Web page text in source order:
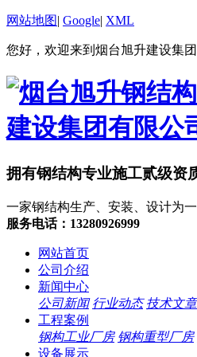
网站地图| Google| XML
您好，欢迎来到烟台旭升建设集
拥有钢结构专业施工贰级资
一家钢结构生产、安装、设计为
服务电话：13280926999
网站首页
公司介绍
新闻中心
公司新闻 行业动态 技术文章
工程案例
钢构工业厂房 钢构重型厂房
设备展示